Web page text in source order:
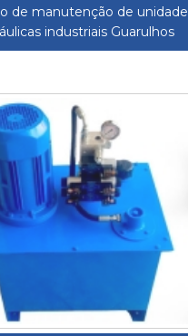
de manutenção de unidade
industriais Guarulhos